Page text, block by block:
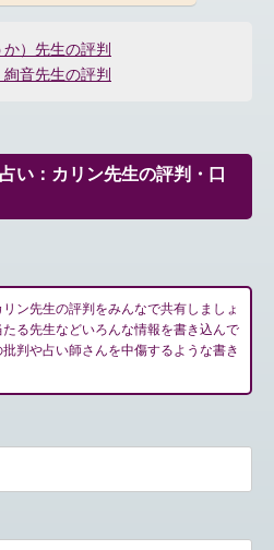
）先生の評判
音先生の評判
い：カリン先生の評判・口
ン先生の評判をみんなで共有しましょ
る先生などいろんな情報を書き込んで
判や占い師さんを中傷するような書き